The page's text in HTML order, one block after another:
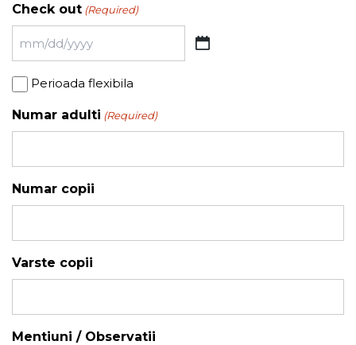
DD
Check out (Required)
MM
DD
slash
Perioada
Perioada flexibila
Numar adulti (Required)
Numar copii
Varste copii
Mentiuni / Observatii